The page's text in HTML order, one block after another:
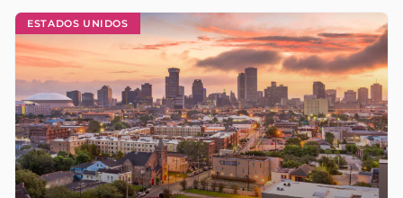
ESTADOS UNIDOS